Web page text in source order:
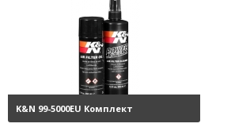
K&N 99-5000EU Комплект